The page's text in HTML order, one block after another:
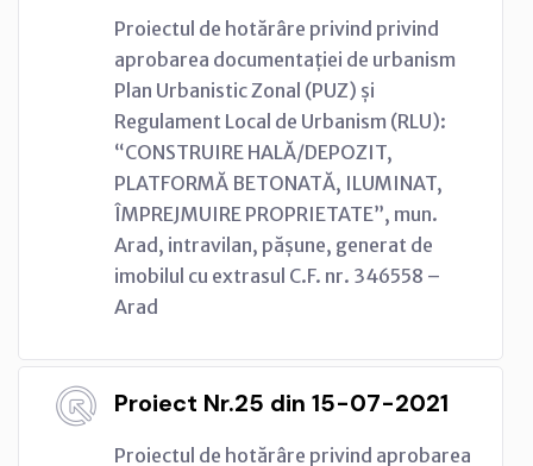
Proiectul de hotărâre privind privind
aprobarea documentației de urbanism
Plan Urbanistic Zonal (PUZ) și
Regulament Local de Urbanism (RLU):
“CONSTRUIRE HALĂ/DEPOZIT,
PLATFORMĂ BETONATĂ, ILUMINAT,
ÎMPREJMUIRE PROPRIETATE”, mun.
Arad, intravilan, pășune, generat de
imobilul cu extrasul C.F. nr. 346558 –
Arad
Proiect Nr.25 din 15-07-2021
Proiectul de hotărâre privind aprobarea